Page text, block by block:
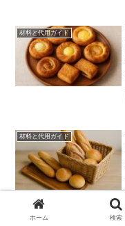
材料と代用ガイド
材料と代用ガイド
ホーム 検索